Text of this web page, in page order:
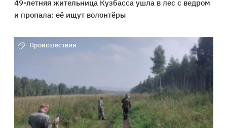
49-летняя жительница Кузбасса ушла в лес с ведром
и пропала: её ищут волонтёры
Происшествия